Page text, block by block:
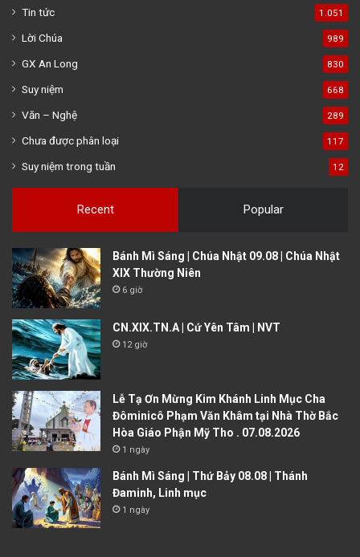
Tin tức 1.051
Lời Chúa 989
GX An Long 830
Suy niệm 668
Văn – Nghệ 289
Chưa được phân loại 117
Suy niệm trong tuần 12
Recent Popular
Bánh Mì Sáng | Chúa Nhật 09.08 | Chúa Nhật
XIX Thường Niên
6 giờ
CN.XIX.TN.A | Cứ Yên Tâm | NVT
12 giờ
Lễ Tạ Ơn Mừng Kim Khánh Linh Mục Cha
Đôminicô Phạm Văn Khâm tại Nhà Thờ Bắc
Hòa Giáo Phận Mỹ Tho . 07.08.2026
1 ngày
Bánh Mì Sáng | Thứ Bảy 08.08 | Thánh
Đaminh, Linh mục
1 ngày